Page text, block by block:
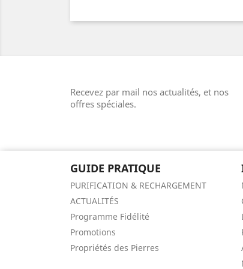
Recevez par mail nos actualités, et nos
offres spéciales.
GUIDE PRATIQUE
PURIFICATION & RECHARGEMENT
ACTUALITÉS
Programme Fidélité
Promotions
Propriétés des Pierres